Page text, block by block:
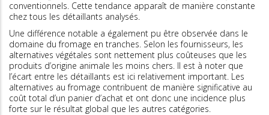
conventionnels. Cette tendance apparaît de manière constante
chez tous les détaillants analysés.
Une différence notable a également pu être observée dans le
domaine du fromage en tranches. Selon les fournisseurs, les
alternatives végétales sont nettement plus coûteuses que les
produits d’origine animale les moins chers. Il est à noter que
l’écart entre les détaillants est ici relativement important. Les
alternatives au fromage contribuent de manière significative au
coût total d’un panier d’achat et ont donc une incidence plus
forte sur le résultat global que les autres catégories.